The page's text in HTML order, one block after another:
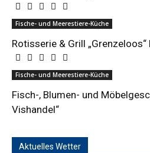
Fische- und Meerestiere-Küche
Rotisserie & Grill
Fische- und Meerestiere-Küche
Fisch-, Blumen- und
Vishandel“
Aktuelles Wetter